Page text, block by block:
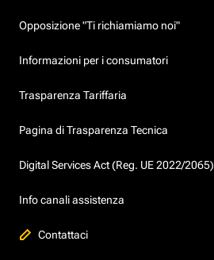
Opposizione "Ti richiamiamo noi"
Informazioni per i consumatori
Trasparenza Tariffaria
Pagina di Trasparenza Tecnica
Digital Services Act (Reg. UE 2022/2065)
Info canali assistenza
Contattaci